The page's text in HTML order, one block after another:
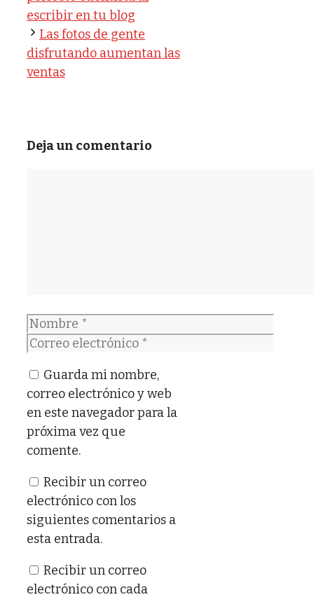
escribir en tu blog
Las fotos de gente
disfrutando aumentan las
ventas
Deja un comentario
Nombre
Correo
Guarda mi nombre,
correo electrónico y web
en este navegador para la
próxima vez que
comente.
Recibir un correo
electrónico con los
siguientes comentarios a
esta entrada.
Recibir un correo
electrónico con cada